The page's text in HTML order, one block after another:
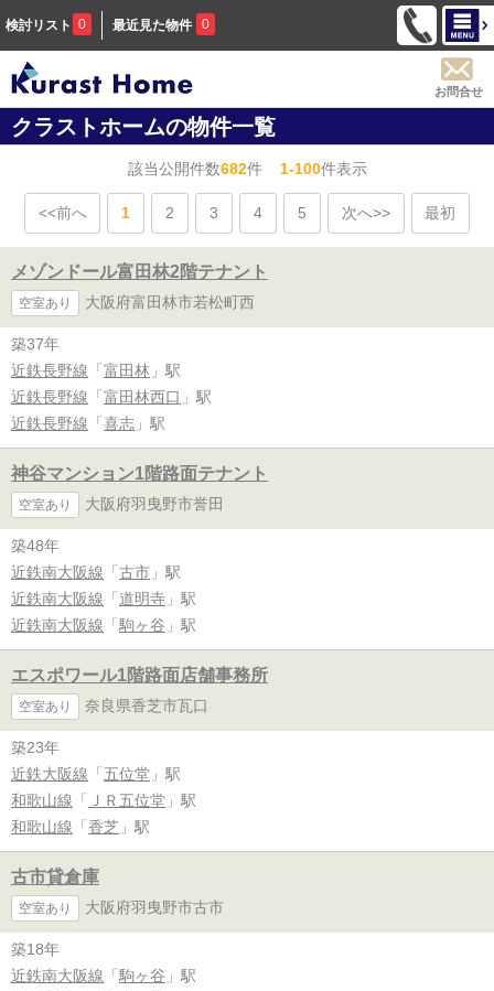
検討リスト 0 最近見た物件 0
お問合せ
クラストホームの物件一覧
該当公開件数682件1-100件表示
<<前へ 1 2 3 4 5 次へ>> 最初
メゾンドール富田林2階テナント
空室あり 大阪府富田林市若松町西
築37年
近鉄長野線 「 富田林 」駅
近鉄長野線 「 富田林西口 」駅
近鉄長野線 「 喜志 」駅
神谷マンション1階路面テナント
空室あり 大阪府羽曳野市誉田
築48年
近鉄南大阪線 「 古市 」駅
近鉄南大阪線 「 道明寺 」駅
近鉄南大阪線 「 駒ヶ谷 」駅
エスポワール1階路面店舗事務所
空室あり 奈良県香芝市瓦口
築23年
近鉄大阪線 「 五位堂 」駅
和歌山線 「 ＪＲ五位堂 」駅
和歌山線 「 香芝 」駅
古市貸倉庫
空室あり 大阪府羽曳野市古市
築18年
近鉄南大阪線 「 駒ヶ谷 」駅